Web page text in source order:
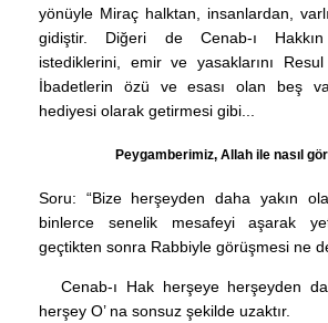
yönüyle Miraç halktan, insanlardan,
gidiştir. Diğeri de Cenab-ı
istediklerini, emir ve yasaklarını
İbadetlerin özü ve esası olan beş
hediyesi olarak getirmesi gibi...
Peygamberimiz, Allah ile nasıl
Soru: “Bize herşeyden daha yakın
binlerce senelik mesafeyi aşarak
geçtikten sonra Rabbiyle görüşmesi ne
Cenab-ı Hak herşeye herşeyden
herşey O’ na sonsuz şekilde uzaktır.